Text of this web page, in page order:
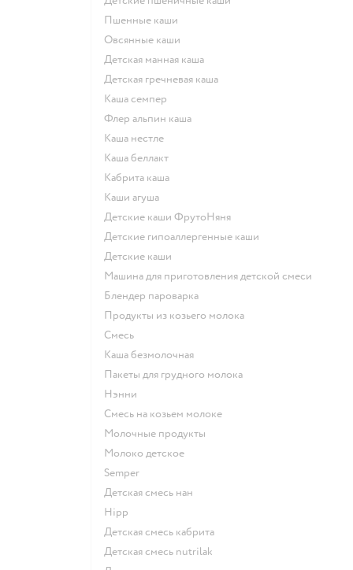
Пшенные каши
овсянные каши
детская манная каша
детская гречневая каша
каша семпер
флер альпин каша
каша нестле
каша беллакт
кабрита каша
каши агуша
Детские каши ФрутоНяня
Детские гипоаллергенные каши
детские каши
машина для приготовления детской смеси
блендер пароварка
продукты из козьего молока
смесь
каша безмолочная
пакеты для грудного молока
нэнни
смесь на козьем молоке
молочные продукты
молоко детское
semper
детская смесь нан
hipp
детская смесь кабрита
детская смесь nutrilak